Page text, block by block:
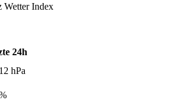
Wetter Index
24h
hPa